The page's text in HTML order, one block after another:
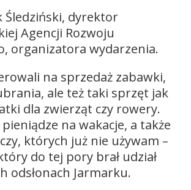
Śledziński, dyrektor
Agencji Rozwoju
organizatora wydarzenia.
na sprzedaż zabawki,
ale też taki sprzęt jak
dla zwierząt czy rowery.
na wakacje, a także
których już nie używam –
do tej pory brał udział
odsłonach Jarmarku.